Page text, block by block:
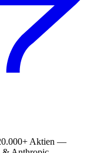
Aktien —